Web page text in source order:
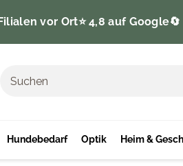
vor Ort⭐️ 4,8 auf Google
Hundebedarf Optik Heim &